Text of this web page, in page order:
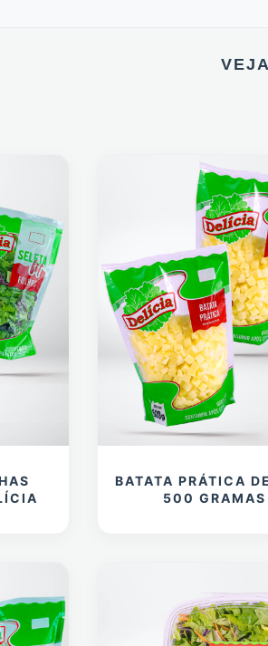
BATATA PRÁTICA
500 GRAMAS